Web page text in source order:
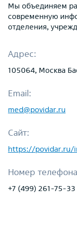
Мы объединяем
современную
отделения,
Адрес:
105064, Москва
Email:
med@povidar.ru
Сайт:
https://povidar.ru/
Номер
+7 (499) 261-75-33